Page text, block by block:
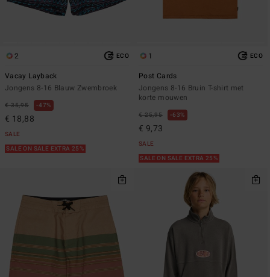
2 ECO
Vacay Layback
Jongens 8-16 Blauw Zwembroek
€ 35,95 47%
€ 18,88
SALE
SALE ON SALE EXTRA 25%
1 ECO
Post Cards
Jongens 8-16 Bruin T-shirt met
korte mouwen
€ 25,95 63%
€ 9,73
SALE
SALE ON SALE EXTRA 25%